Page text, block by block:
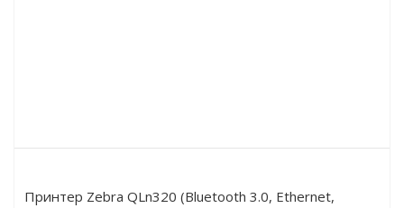
Принтер Zebra QLn320 (Bluetooth 3.0, Ethernet,